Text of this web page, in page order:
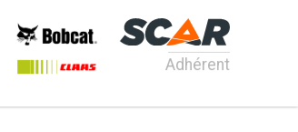
Adhérent